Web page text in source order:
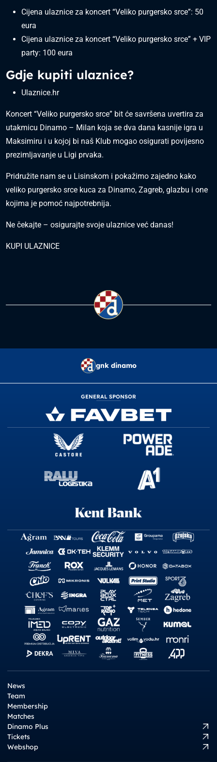
Cijena ulaznice za koncert “Veliko purgersko srce”: 50
eura
Cijena ulaznice za koncert “Veliko purgersko srce” + VIP
party: 100 eura
Gdje kupiti ulaznice?
Ulaznice.hr
Koncert “Veliko purgersko srce” bit će savršena uvertira za
utakmicu Dinamo – Milan koja se dva dana kasnije igra u
Maksimiru i u kojoj bi naš Klub mogao osigurati povijesno
prezimljavanje u Ligi prvaka.
Pridružite nam se u Lisinskom i pokažimo zajedno kako
veliko purgersko srce kuca za Dinamo, Zagreb, glazbu i one
kojima je pomoć najpotrebnija.
Ne čekajte – osigurajte svoje ulaznice već danas!
KUPI ULAZNICE
gnk dinamo
GENERAL SPONSOR
News
Team
Membership
Matches
Dinamo Plus
Tickets
Webshop